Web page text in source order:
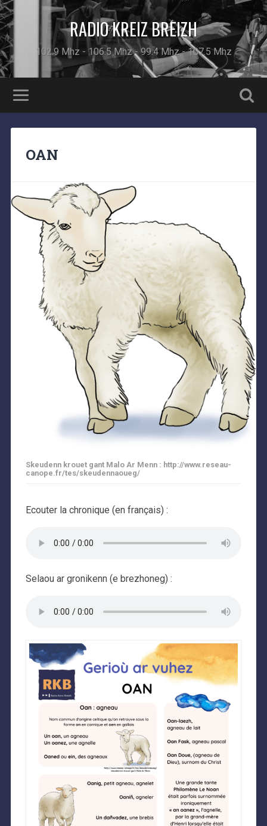
RADIO KREIZ BREIZH
102.9 Mhz - 106.5 Mhz - 99.4 Mhz - 107.5 Mhz
OAN
Skeudenn krouet gant Malo Ar Menn : http://www.reseau-
canope.fr/tes/skeudennaoueg/
Ecouter la chronique (en français) :
Selaou ar gronikenn (e brezhoneg) :